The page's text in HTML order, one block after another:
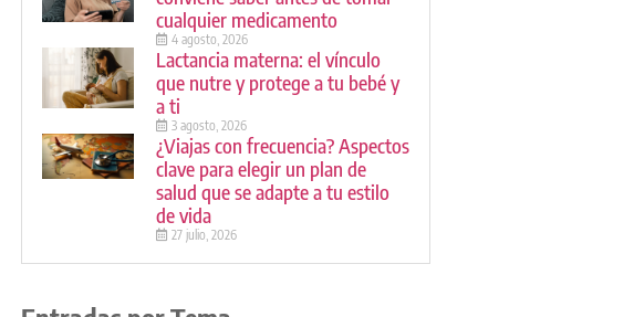
cualquier medicamento
4 agosto, 2026
Lactancia materna: el vínculo
que nutre y protege a tu bebé y
a ti
3 agosto, 2026
¿Viajas con frecuencia? Aspectos
clave para elegir un plan de
salud que se adapte a tu estilo
de vida
27 julio, 2026